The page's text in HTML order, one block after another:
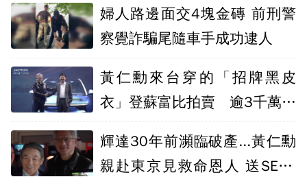
婦人路邊面交4塊金磚 前刑警
察覺詐騙尾隨車手成功逮人
黃仁勳來台穿的「招牌黑皮
衣」登蘇富比拍賣 逾3千萬天
輝達30年前瀕臨破產...黃仁勳
親赴東京見救命恩人 送SEGA